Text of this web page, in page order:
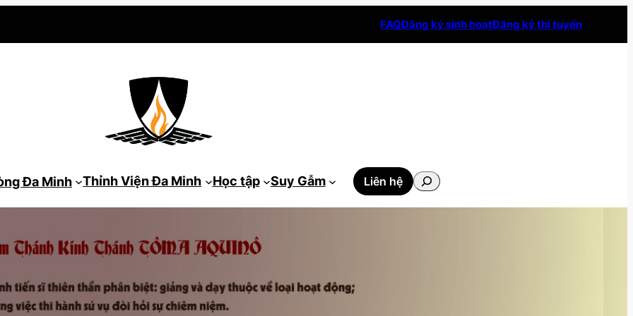
FAQĐăng ký sinh hoạtĐăng ký thi tuyển
Đa Minh Thỉnh Viện Đa Minh Học tập Suy Gẫm Liên hệ
Tìm
kiếm